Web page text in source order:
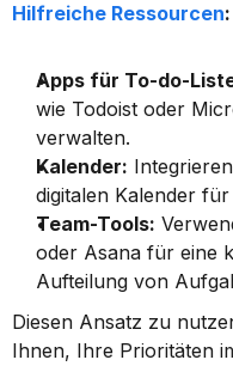
Hilfreiche Ressourcen:
Apps für To-do-
wie Todoist oder
verwalten.
Kalender:
digitalen Kalender
Team-Tools:
oder Asana für eine
Aufteilung von
Diesen Ansatz zu
Ihnen, Ihre Prioritäten